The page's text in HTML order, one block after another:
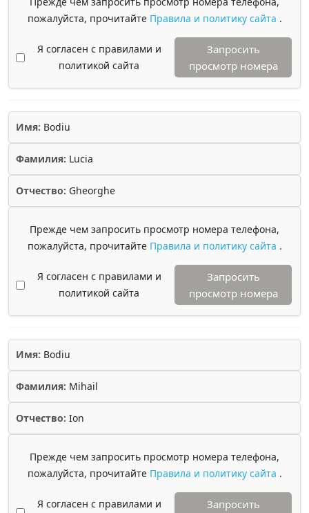
пожалуйста, прочитайте Правила и политику сайта .
Я согласен с правилами и
политикой сайта
Запросить
просмотр номера
Имя: Bodiu
Фамилия: Lucia
Отчество: Gheorghe
Прежде чем запросить просмотр номера телефона,
пожалуйста, прочитайте Правила и политику сайта .
Я согласен с правилами и
политикой сайта
Запросить
просмотр номера
Имя: Bodiu
Фамилия: Mihail
Отчество: Ion
Прежде чем запросить просмотр номера телефона,
пожалуйста, прочитайте Правила и политику сайта .
Я согласен с правилами и
Запросить